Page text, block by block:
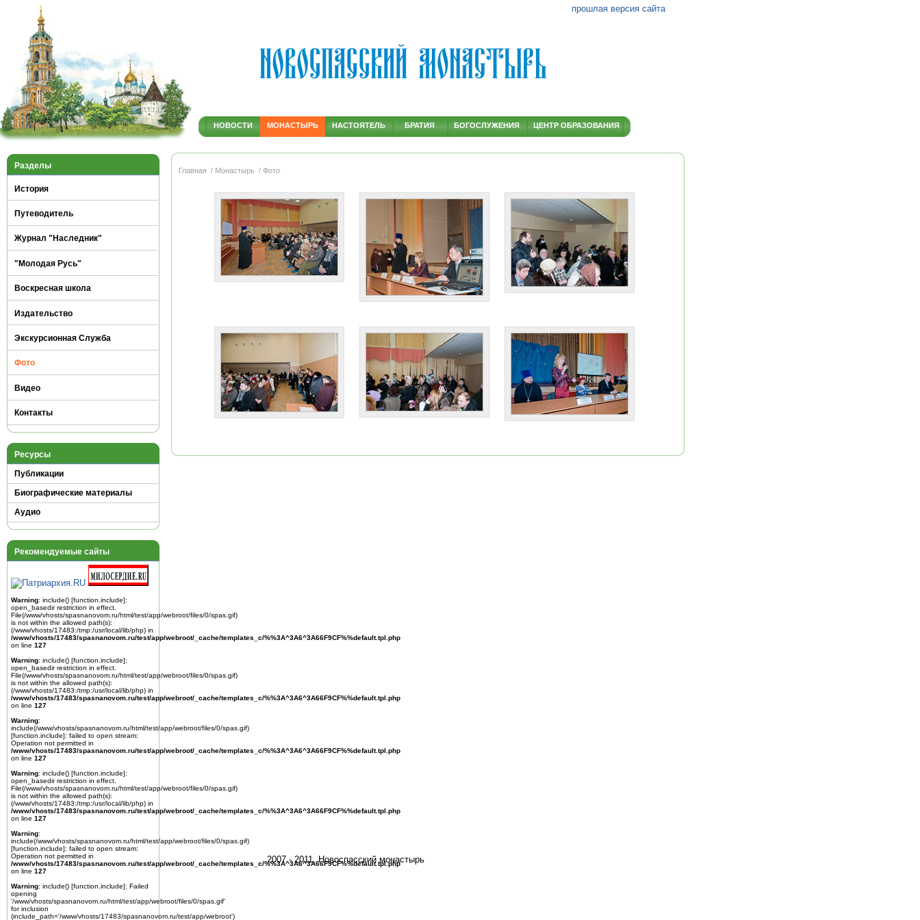
Главная / Монастырь / Фото
НОВОСТИ МОНАСТЫРЬ НАСТОЯТЕЛЬ БРАТИЯ БОГОСЛУЖЕНИЯ ЦЕНТР ОБРАЗОВАНИЯ
Разделы
История
Путеводитель
Журнал "Наследник"
"Молодая Русь"
Воскресная школа
Издательство
Экскурсионная Служба
Фото
Видео
Контакты
Ресурсы
Публикации
Биографические материалы
Аудио
Рекомендуемые сайты
Warning: include() [function.include]:
open_basedir restriction in effect.
File(/www/vhosts/spasnanovom.ru/html/test/app/webroot/files/0/spas.gif)
is not within the allowed path(s):
(/www/vhosts/17483:/tmp:/usr/local/lib/php) in
/www/vhosts/17483/spasnanovom.ru/test/app/webroot/_cache/templates_c/%%3A^3A6^3A66F9CF%%default.tpl.php
on line 127
Warning: include() [function.include]:
open_basedir restriction in effect.
File(/www/vhosts/spasnanovom.ru/html/test/app/webroot/files/0/spas.gif)
is not within the allowed path(s):
(/www/vhosts/17483:/tmp:/usr/local/lib/php) in
/www/vhosts/17483/spasnanovom.ru/test/app/webroot/_cache/templates_c/%%3A^3A6^3A66F9CF%%default.tpl.php
on line 127
Warning:
include(/www/vhosts/spasnanovom.ru/html/test/app/webroot/files/0/spas.gif)
[function.include]: failed to open stream:
Operation not permitted in
/www/vhosts/17483/spasnanovom.ru/test/app/webroot/_cache/templates_c/%%3A^3A6^3A66F9CF%%default.tpl.php
on line 127
Warning: include() [function.include]:
open_basedir restriction in effect.
File(/www/vhosts/spasnanovom.ru/html/test/app/webroot/files/0/spas.gif)
is not within the allowed path(s):
(/www/vhosts/17483:/tmp:/usr/local/lib/php) in
/www/vhosts/17483/spasnanovom.ru/test/app/webroot/_cache/templates_c/%%3A^3A6^3A66F9CF%%default.tpl.php
on line 127
Warning:
include(/www/vhosts/spasnanovom.ru/html/test/app/webroot/files/0/spas.gif)
[function.include]: failed to open stream:
Operation not permitted in
/www/vhosts/17483/spasnanovom.ru/test/app/webroot/_cache/templates_c/%%3A^3A6^3A66F9CF%%default.tpl.php
on line 127
Warning: include() [function.include]: Failed
opening
'/www/vhosts/spasnanovom.ru/html/test/app/webroot/files/0/spas.gif'
for inclusion
(include_path='/www/vhosts/17483/spasnanovom.ru/test/app/webroot')
прошлая версия сайта
2007 - 2011, Новоспасский монастырь